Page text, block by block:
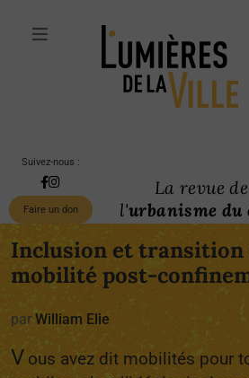
Suivez-nous :
Faire un don
La revue de
l'urbanisme du
Inclusion et transition
mobilité post-
par William Elie
V ous avez dit mobilités pour